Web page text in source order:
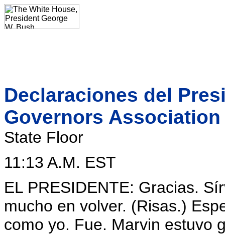
Declaraciones del
Governors Association
State Floor
11:13 A.M. EST
EL PRESIDENTE: Gracias.
mucho en volver. (Risas.)
como yo. Fue. Marvin estuvo